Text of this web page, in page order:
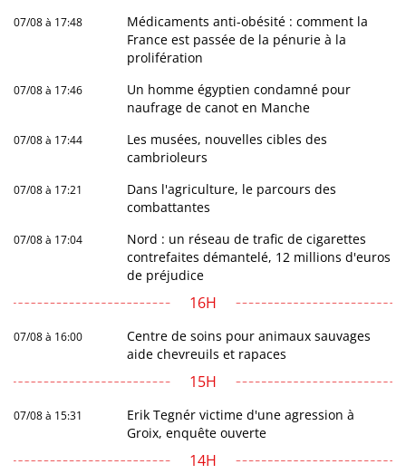
07/08 à 17:48
Médicaments anti-obésité : comment la
France est passée de la pénurie à la
prolifération
07/08 à 17:46
Un homme égyptien condamné pour
naufrage de canot en Manche
07/08 à 17:44
Les musées, nouvelles cibles des
cambrioleurs
07/08 à 17:21
Dans l'agriculture, le parcours des
combattantes
07/08 à 17:04
Nord : un réseau de trafic de cigarettes
contrefaites démantelé, 12 millions d'euros
de préjudice
16H
07/08 à 16:00
Centre de soins pour animaux sauvages
aide chevreuils et rapaces
15H
07/08 à 15:31
Erik Tegnér victime d'une agression à
Groix, enquête ouverte
14H